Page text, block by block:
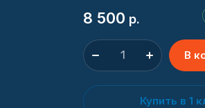
8 500 р.
В
Купить в 1